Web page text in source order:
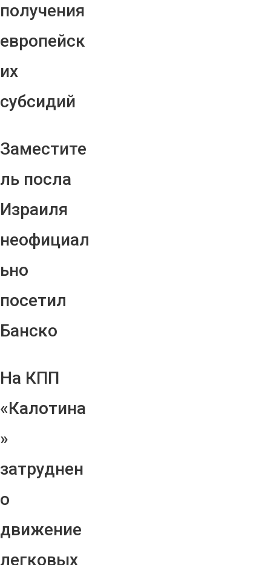
получения
европейск
их
субсидий
Заместите
ль посла
Израиля
неофициал
ьно
посетил
Банско
На КПП
«Калотина
»
затруднен
о
движение
легковых